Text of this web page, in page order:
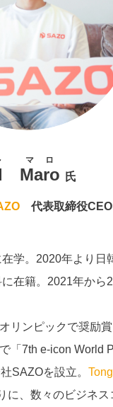
Maro
マロ
氏
代表取締役CEO
学。2020年より日
在籍。2021年から
リンピックで奨励
7th e-icon World
SAZOを設立。
に、数々のビジネ